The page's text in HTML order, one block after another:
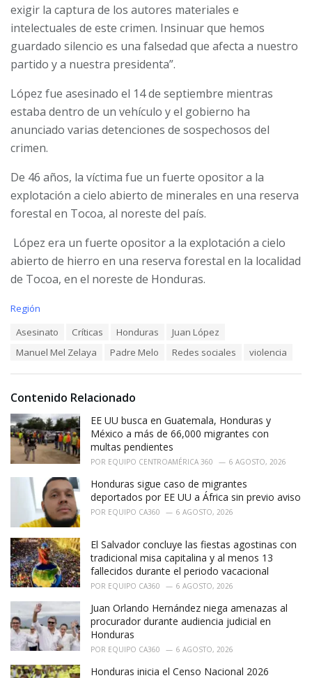
exigir la captura de los autores materiales e
intelectuales de este crimen. Insinuar que hemos
guardado silencio es una falsedad que afecta a nuestro
partido y a nuestra presidenta”.
López fue asesinado el 14 de septiembre mientras
estaba dentro de un vehículo y el gobierno ha
anunciado varias detenciones de sospechosos del
crimen.
De 46 años, la víctima fue un fuerte opositor a la
explotación a cielo abierto de minerales en una reserva
forestal en Tocoa, al noreste del país.
López era un fuerte opositor a la explotación a cielo
abierto de hierro en una reserva forestal en la localidad
de Tocoa, en el noreste de Honduras.
C
i
s
:
Región
Asesinato Críticas Honduras
Juan López
Manuel Mel Zelaya
Padre Melo Redes sociales violencia
Contenido Relacionado
EE UU busca en Guatemala, Honduras y
México a más de 66,000 migrantes con
multas pendientes
POR EQUIPO CENTROAMÉRICA 360 6 AGOSTO, 2026
Honduras sigue caso de migrantes
deportados por EE UU a África sin previo aviso
POR EQUIPO CA360 6 AGOSTO, 2026
El Salvador concluye las fiestas agostinas con
tradicional misa capitalina y al menos 13
fallecidos durante el periodo vacacional
POR EQUIPO CA360 6 AGOSTO, 2026
Juan Orlando Hernández niega amenazas al
procurador durante audiencia judicial en
Honduras
POR EQUIPO CA360 6 AGOSTO, 2026
Honduras inicia el Censo Nacional 2026